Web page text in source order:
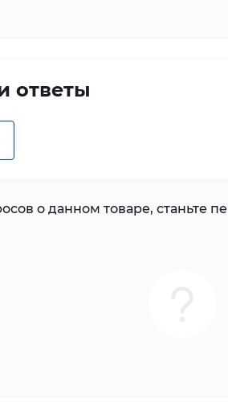
ответы
о данном товаре, станьте